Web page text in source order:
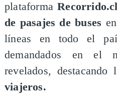
plataformaRecorrido.cl
de pasajes de buses
líneas en todo el
demandados en el
revelados,
viajeros.